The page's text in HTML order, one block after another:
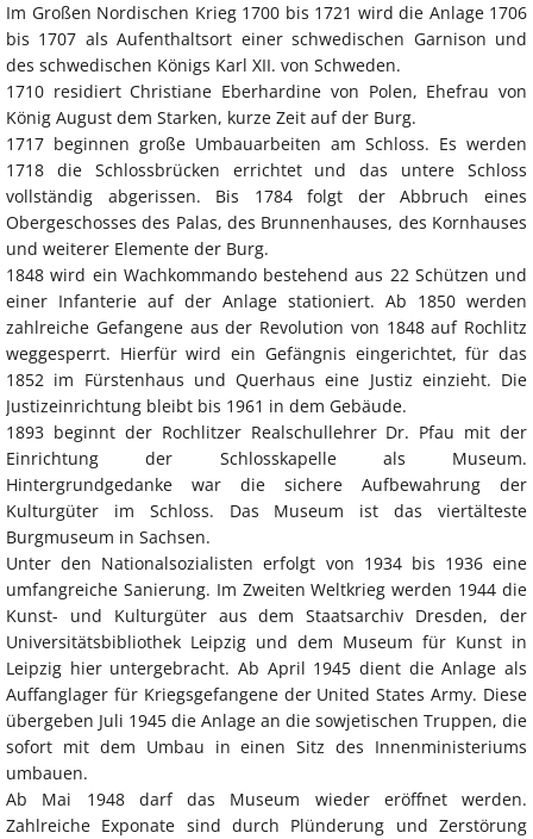
Im Großen Nordischen Krieg 1700 bis 1721 wird die Anlage 1706
bis 1707 als Aufenthaltsort einer schwedischen Garnison und
des schwedischen Königs Karl XII. von Schweden.
1710 residiert Christiane Eberhardine von Polen, Ehefrau von
König August dem Starken, kurze Zeit auf der Burg.
1717 beginnen große Umbauarbeiten am Schloss. Es werden
1718 die Schlossbrücken errichtet und das untere Schloss
vollständig abgerissen. Bis 1784 folgt der Abbruch eines
Obergeschosses des Palas, des Brunnenhauses, des Kornhauses
und weiterer Elemente der Burg.
1848 wird ein Wachkommando bestehend aus 22 Schützen und
einer Infanterie auf der Anlage stationiert. Ab 1850 werden
zahlreiche Gefangene aus der Revolution von 1848 auf Rochlitz
weggesperrt. Hierfür wird ein Gefängnis eingerichtet, für das
1852 im Fürstenhaus und Querhaus eine Justiz einzieht. Die
Justizeinrichtung bleibt bis 1961 in dem Gebäude.
1893 beginnt der Rochlitzer Realschullehrer Dr. Pfau mit der
Einrichtung der Schlosskapelle als Museum.
Hintergrundgedanke war die sichere Aufbewahrung der
Kulturgüter im Schloss. Das Museum ist das viertälteste
Burgmuseum in Sachsen.
Unter den Nationalsozialisten erfolgt von 1934 bis 1936 eine
umfangreiche Sanierung. Im Zweiten Weltkrieg werden 1944 die
Kunst- und Kulturgüter aus dem Staatsarchiv Dresden, der
Universitätsbibliothek Leipzig und dem Museum für Kunst in
Leipzig hier untergebracht. Ab April 1945 dient die Anlage als
Auffanglager für Kriegsgefangene der United States Army. Diese
übergeben Juli 1945 die Anlage an die sowjetischen Truppen, die
sofort mit dem Umbau in einen Sitz des Innenministeriums
umbauen.
Ab Mai 1948 darf das Museum wieder eröffnet werden.
Zahlreiche Exponate sind durch Plünderung und Zerstörung